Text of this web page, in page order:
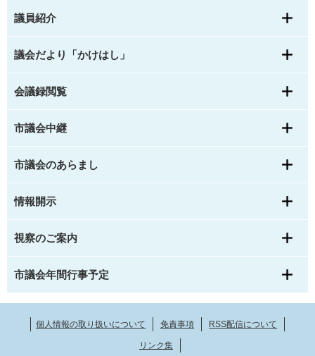
議員紹介
議会だより「かけはし」
会議録閲覧
市議会中継
市議会のあらまし
情報開示
視察のご案内
市議会年間行事予定
個人情報の取り扱いについて 免責事項 RSS配信について
リンク集